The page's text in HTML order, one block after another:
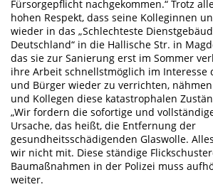
Fürsorgepflicht nachgekommen.“ Trotz
hohen Respekt, dass seine Kolleginnen
wieder in das „Schlechteste
Deutschland“ in die Hallische Str. in
das sie zur Sanierung erst im Sommer
ihre Arbeit schnellstmöglich im Interesse
und Bürger wieder zu verrichten,
und Kollegen diese katastrophalen
„Wir fordern die sofortige und
Ursache, das heißt, die Entfernung der
gesundheitsschädigenden Glaswolle.
wir nicht mit. Diese ständige
Baumaßnahmen in der Polizei muss
weiter.